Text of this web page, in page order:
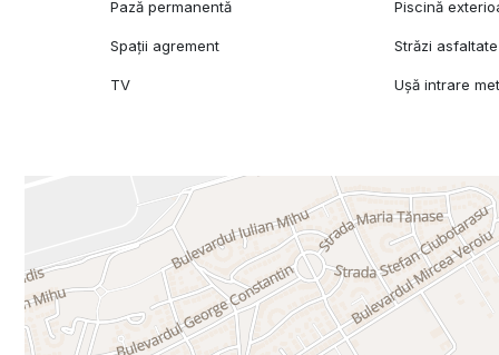
Pază permanentă Piscină
Spații agrement Străzi asfaltate
TV Ușă intrare